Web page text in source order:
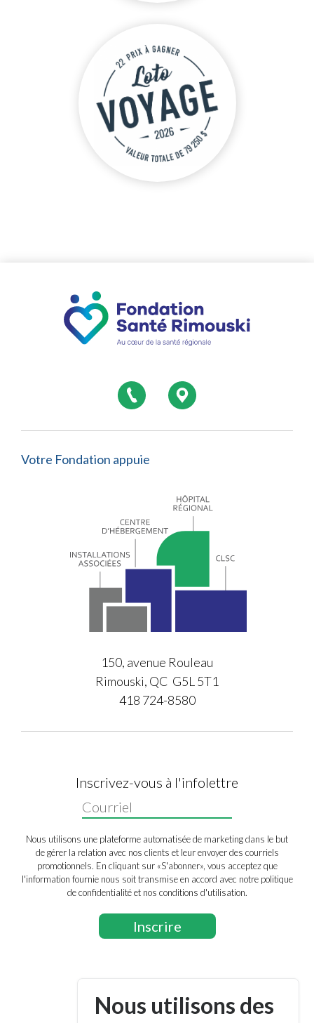
Votre Fondation appuie
150, avenue Rouleau
Rimouski, QC G5L 5T1
418 724-8580
Inscrivez-vous à l'infolettre
Nous utilisons une plateforme automatisée de marketing dans le but
de gérer la relation avec nos clients et leur envoyer des courriels
promotionnels. En cliquant sur «S'abonner», vous acceptez que
l'information fournie nous soit transmise en accord avec notre politique
de confidentialité et nos conditions d'utilisation.
Suivez-nous
Nous utilisons des